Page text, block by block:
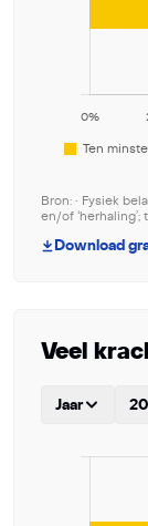
Bron: • Fysiek
en/of
Download
Veel
Jaar